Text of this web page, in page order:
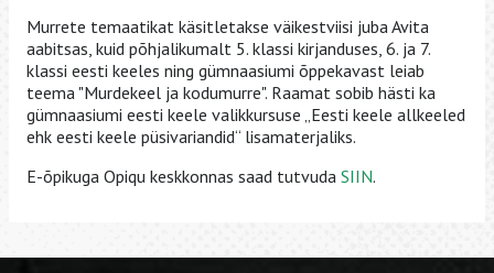
Murrete temaatikat käsitletakse väikestviisi juba Avita
aabitsas, kuid põhjalikumalt 5. klassi kirjanduses, 6. ja 7.
klassi eesti keeles ning gümnaasiumi õppekavast leiab
teema "Murdekeel ja kodumurre". Raamat sobib hästi ka
gümnaasiumi eesti keele valikkursuse „Eesti keele allkeeled
ehk eesti keele püsivariandid“ lisamaterjaliks.
E-õpikuga Opiqu keskkonnas saad tutvuda SIIN.